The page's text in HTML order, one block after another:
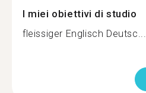
I miei obiettivi di studio
fleissiger Englisch Deutsc...